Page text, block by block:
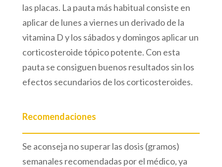
las placas. La pauta más habitual consiste en
aplicar de lunes a viernes un derivado de la
vitamina D y los sábados y domingos aplicar un
corticosteroide tópico potente. Con esta
pauta se consiguen buenos resultados sin los
efectos secundarios de los corticosteroides.
Recomendaciones
Se aconseja no superar las dosis (gramos)
semanales recomendadas por el médico, ya